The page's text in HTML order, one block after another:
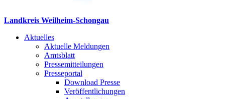
Landkreis Weilheim-Schongau
Aktuelles
Aktuelle Meldungen
Amtsblatt
Pressemitteilungen
Presseportal
Download Presse
Veröffentlichungen